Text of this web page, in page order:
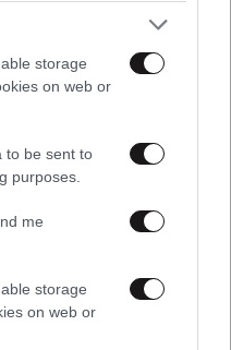
storage
on web or
to be sent to
purposes.
me
storage
on web or
σου
08·01·2020
19:29